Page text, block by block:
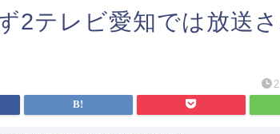
2テレビ愛知では放送